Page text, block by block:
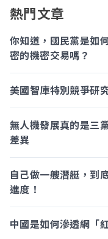
熱門文章
你知道，國民黨是如
密的機密交易嗎？
美國智庫特別競爭研
無人機發展真的是三
差異
自己做一艘潛艇，到
進度！
中國是如何滲透網「